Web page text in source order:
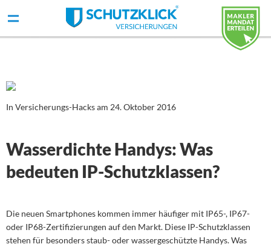
In Versicherungs-Hacks am 24. Oktober 2016
Wasserdichte Handys: Was
bedeuten IP-Schutzklassen?
Die neuen Smartphones kommen immer häufiger mit IP65-, IP67-
oder IP68-Zertifizierungen auf den Markt. Diese IP-Schutzklassen
stehen für besonders staub- oder wassergeschützte Handys. Was